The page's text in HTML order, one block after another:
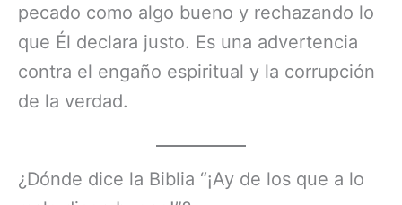
pecado como algo bueno y rechazando lo
que Él declara justo. Es una advertencia
contra el engaño espiritual y la corrupción
de la verdad.
¿Dónde dice la Biblia “¡Ay de los que a lo